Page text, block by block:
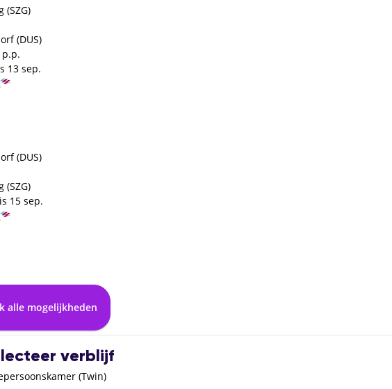
(SZG)
(DUS)
p.p.
13 sep.
(DUS)
(SZG)
15 sep.
(DUS)
alle mogelijkheden
verblijf
(Twin)